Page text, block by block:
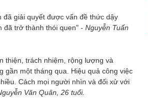
đã giải quyết được vấn đề thức dậy
đã trở thành thói quen" - Nguyễn Tuấn
thiện, trách nhiệm, rộng lượng và
gần một tháng qua. Hiệu quả công việc
Cách mọi người nhìn và đối xử với
Văn Quân, 26 tuổi.